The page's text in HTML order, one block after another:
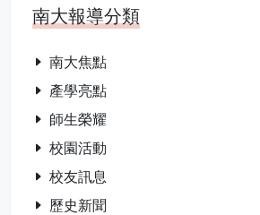
南大報導分類
南大焦點
產學亮點
師生榮耀
校園活動
校友訊息
歷史新聞